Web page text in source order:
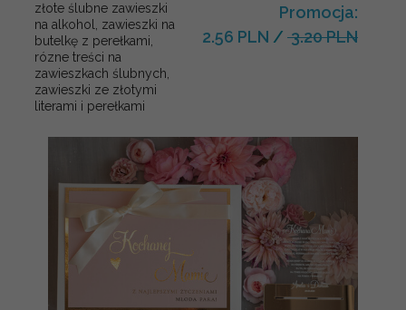
złote ślubne zawieszki
na alkohol, zawieszki na
butelkę z perełkami,
rózne treści na
zawieszkach ślubnych,
zawieszki ze złotymi
literami i perełkami
Promocja:
2.56 PLN / 3.20 PLN